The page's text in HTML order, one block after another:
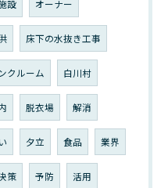
設 オーナー
床下の水抜き工事
クルーム 白川村
脱衣場 解消
夕立 食品 業界
策 予防 活用